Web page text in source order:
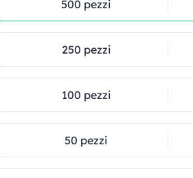
500 pezzi
250 pezzi
100 pezzi
50 pezzi